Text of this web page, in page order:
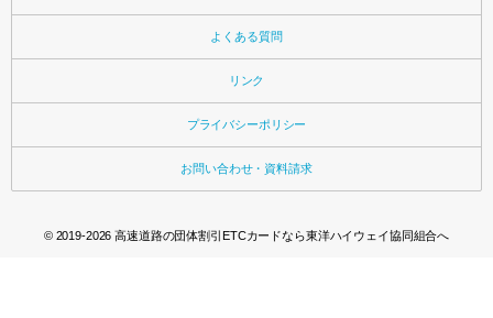
よくある質問
リンク
プライバシーポリシー
お問い合わせ・資料請求
© 2019-2026高速道路の団体割引ETCカードなら東洋ハイウェイ協同組合へ